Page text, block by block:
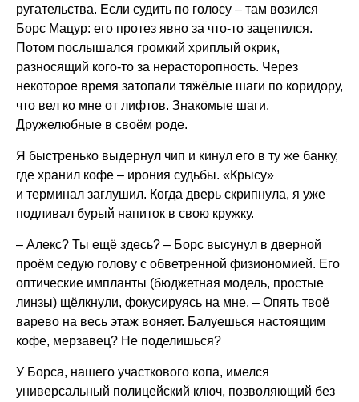
ругательства. Если судить по голосу – там возился
Борс Мацур: его протез явно за что-то зацепился.
Потом послышался громкий хриплый окрик,
разносящий кого-то за нерасторопность. Через
некоторое время затопали тяжёлые шаги по коридору,
что вел ко мне от лифтов. Знакомые шаги.
Дружелюбные в своём роде.
Я быстренько выдернул чип и кинул его в ту же банку,
где хранил кофе – ирония судьбы. «Крысу»
и терминал заглушил. Когда дверь скрипнула, я уже
подливал бурый напиток в свою кружку.
– Алекс? Ты ещё здесь? – Борс высунул в дверной
проём седую голову с обветренной физиономией. Его
оптические импланты (бюджетная модель, простые
линзы) щёлкнули, фокусируясь на мне. – Опять твоё
варево на весь этаж воняет. Балуешься настоящим
кофе, мерзавец? Не поделишься?
У Борса, нашего участкового копа, имелся
универсальный полицейский ключ, позволяющий без